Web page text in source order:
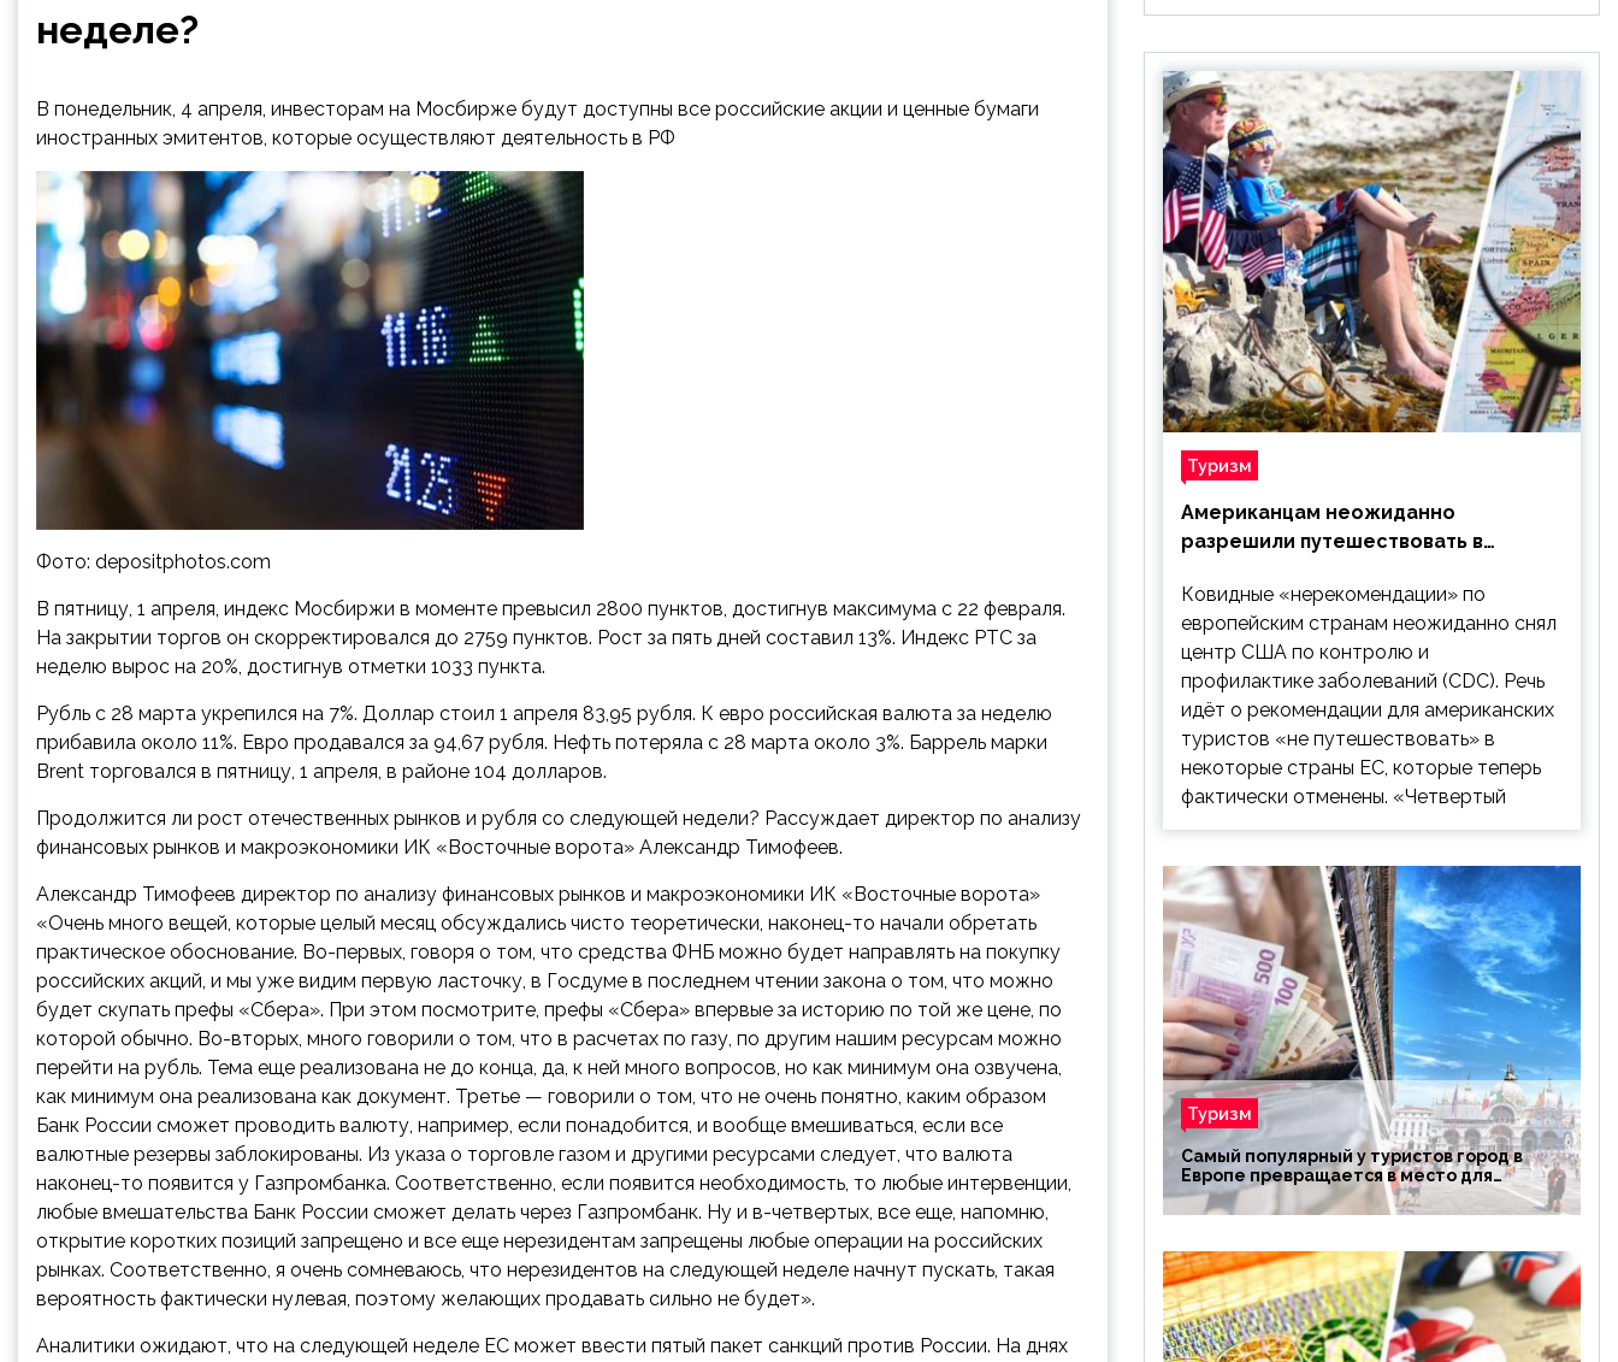
неделе?
В понедельник, 4 апреля, инвесторам на Мосбирже будут доступны все российские акции и ценные бумаги
иностранных эмитентов, которые осуществляют деятельность в РФ
Фото: depositphotos.com
В пятницу, 1 апреля, индекс Мосбиржи в моменте превысил 2800 пунктов, достигнув максимума с 22 февраля.
На закрытии торгов он скорректировался до 2759 пунктов. Рост за пять дней составил 13%. Индекс РТС за
неделю вырос на 20%, достигнув отметки 1033 пункта.
Рубль с 28 марта укрепился на 7%. Доллар стоил 1 апреля 83,95 рубля. К евро российская валюта за неделю
прибавила около 11%. Евро продавался за 94,67 рубля. Нефть потеряла с 28 марта около 3%. Баррель марки
Brent торговался в пятницу, 1 апреля, в районе 104 долларов.
Продолжится ли рост отечественных рынков и рубля со следующей недели? Рассуждает директор по анализу
финансовых рынков и макроэкономики ИК «Восточные ворота» Александр Тимофеев.
Александр Тимофеев директор по анализу финансовых рынков и макроэкономики ИК «Восточные ворота»
«Очень много вещей, которые целый месяц обсуждались чисто теоретически, наконец-то начали обретать
практическое обоснование. Во-первых, говоря о том, что средства ФНБ можно будет направлять на покупку
российских акций, и мы уже видим первую ласточку, в Госдуме в последнем чтении закона о том, что можно
будет скупать префы «Сбера». При этом посмотрите, префы «Сбера» впервые за историю по той же цене, по
которой обычно. Во-вторых, много говорили о том, что в расчетах по газу, по другим нашим ресурсам можно
перейти на рубль. Тема еще реализована не до конца, да, к ней много вопросов, но как минимум она озвучена,
как минимум она реализована как документ. Третье — говорили о том, что не очень понятно, каким образом
Банк России сможет проводить валюту, например, если понадобится, и вообще вмешиваться, если все
валютные резервы заблокированы. Из указа о торговле газом и другими ресурсами следует, что валюта
наконец-то появится у Газпромбанка. Соответственно, если появится необходимость, то любые интервенции,
любые вмешательства Банк России сможет делать через Газпромбанк. Ну и в-четвертых, все еще, напомню,
открытие коротких позиций запрещено и все еще нерезидентам запрещены любые операции на российских
рынках. Соответственно, я очень сомневаюсь, что нерезидентов на следующей неделе начнут пускать, такая
вероятность фактически нулевая, поэтому желающих продавать сильно не будет».
Аналитики ожидают, что на следующей неделе ЕС может ввести пятый пакет санкций против России. На днях
Туризм
Американцам неожиданно
разрешили путешествовать в
Ковидные «нерекомендации» по
европейским странам неожиданно снял
центр США по контролю и
профилактике заболеваний (CDC). Речь
идёт о рекомендации для американских
туристов «не путешествовать» в
некоторые страны ЕС, которые теперь
фактически отменены. «Четвертый
Туризм
Самый популярный у туристов город в
Европе превращается в место для
избранных